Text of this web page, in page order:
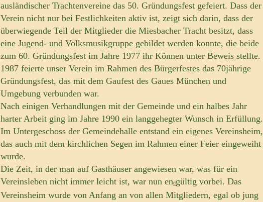
ausländischer Trachtenvereine das 50. Gründungsfest gefeiert. Dass der
Verein nicht nur bei Festlichkeiten aktiv ist, zeigt sich darin, dass der
überwiegende Teil der Mitglieder die Miesbacher Tracht besitzt, dass
eine Jugend- und Volksmusikgruppe gebildet werden konnte, die beide
zum 60. Gründungsfest im Jahre 1977 ihr Können unter Beweis stellte.
1987 feierte unser Verein im Rahmen des Bürgerfestes das 70jährige
Gründungsfest, das mit dem Gaufest des Gaues München und
Umgebung verbunden war.
Nach einigen Verhandlungen mit der Gemeinde und ein halbes Jahr
harter Arbeit ging im Jahre 1990 ein langgehegter Wunsch in Erfüllung.
Im Untergeschoss der Gemeindehalle entstand ein eigenes Vereinsheim,
das auch mit dem kirchlichen Segen im Rahmen einer Feier eingeweiht
wurde.
Die Zeit, in der man auf Gasthäuser angewiesen war, was für ein
Vereinsleben nicht immer leicht ist, war nun endgültig vorbei. Das
Vereinsheim wurde von Anfang an von allen Mitgliedern, egal ob jung